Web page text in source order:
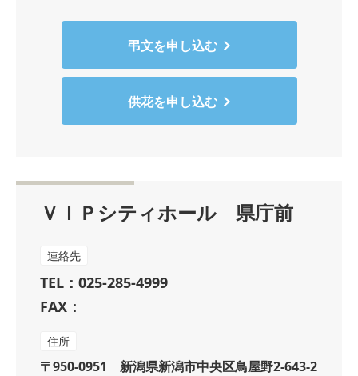
弔文を申し込む
供花を申し込む
ＶＩＰシティホール 県庁前
連絡先
TEL：025-285-4999
FAX：
住所
〒950-0951 新潟県新潟市中央区鳥屋野2-643-2